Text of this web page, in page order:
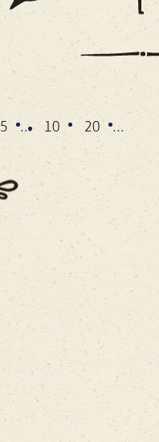
5 ... 10 20 ...